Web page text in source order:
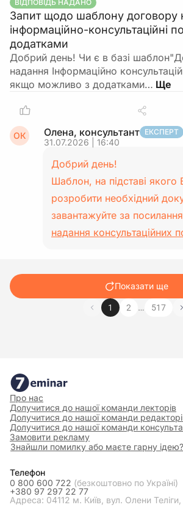
ВІДПОВІДЬ НАДАНО
Запит щодо шаблону договору
інформаційно-консультаційні
додатками
Добрий день! Чи є в базі
надання Інформаційно
якщо можливо з додатками…
ОК Олена, консультант ЕКСПЕРТ
31.07.2026 | 16:40
Добрий день!
Шаблон, на підставі
розробити необхідний
завантажуйте за
надання консультаційних
Показати ще
1 2 … 517
Про нас
Долучитися до нашої команди лекторів
Долучитися до нашої команди
Долучитися до нашої команди
Замовити рекламу
Знайшли помилку або маєте гарну ідею?
Телефон
0 800 600 722 (безкоштовно по Україні)
+380 97 297 22 77
Адреса: 04112 м. Київ, вул. Олени Теліги,